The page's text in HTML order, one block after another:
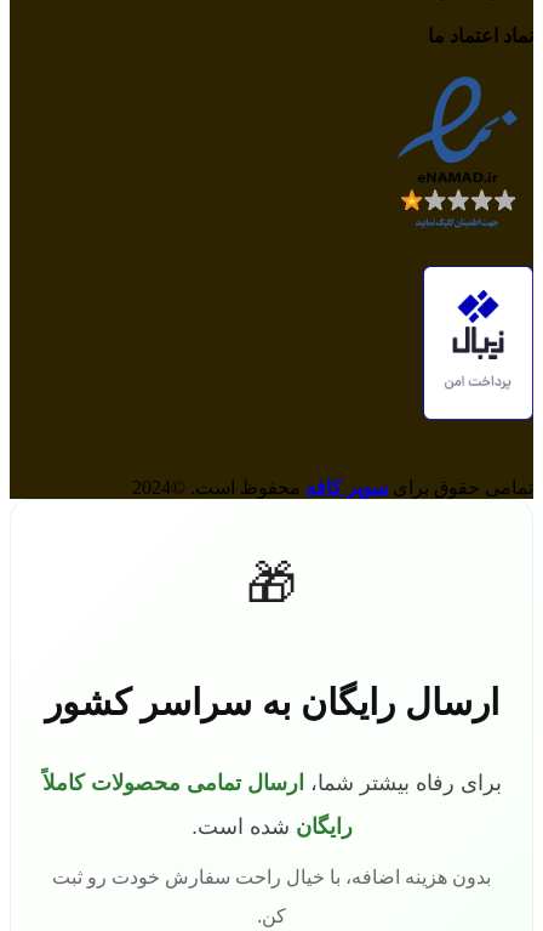
نماد اعتماد ما
تمامی حقوق برای سوپر کافه محفوظ است. ©2024
🎁
ارسال رایگان به سراسر کشور
برای رفاه بیشتر شما، ارسال تمامی محصولات کاملاً
رایگان شده است.
بدون هزینه اضافه، با خیال راحت سفارش خودت رو ثبت
کن.